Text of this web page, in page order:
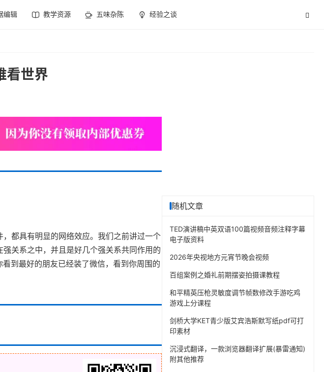
编辑 教学资源 五味杂陈 经验之谈
看世界
都具有明显的网络效应。我们之前讲过一个
关系之中，并且是好几个强关系共同作用的
到最好的朋友已经装了微信，看到你周围的
随机文章
TED演讲稿中英双语100篇视频音频注释字幕
电子版资料
2026年央视地方元宵节晚会视频
百组案例之婚礼前期摆姿拍摄课教程
和平精英压枪灵敏度调节帧数修改手游吃鸡
游戏上分课程
剑桥大学KET青少版艾宾浩斯默写纸pdf可打
印素材
沉浸式翻译，一款浏览器翻译扩展(暴雷通知)
附其他推荐